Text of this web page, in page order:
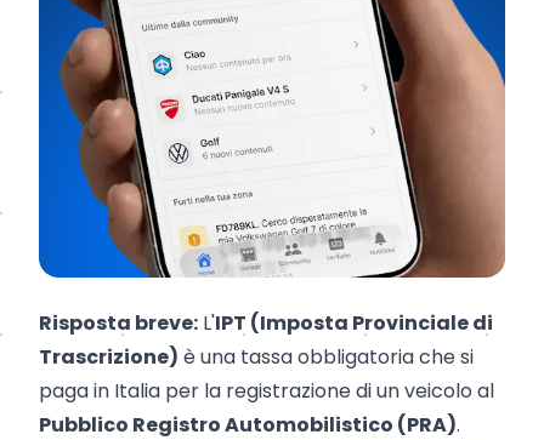
Risposta breve: L'IPT (Imposta Provinciale di
Trascrizione) è una tassa obbligatoria che si
paga in Italia per la registrazione di un veicolo al
Pubblico Registro Automobilistico (PRA).